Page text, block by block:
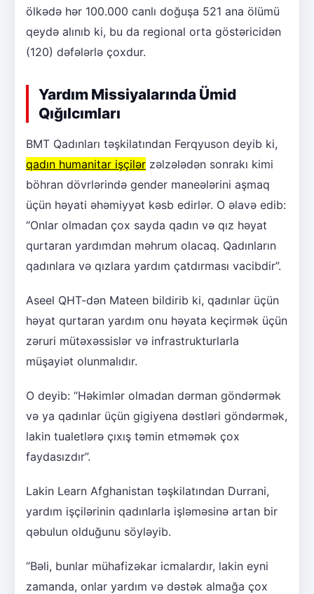
ölkədə hər 100.000 canlı doğuşa 521 ana ölümü
qeydə alınıb ki, bu da regional orta göstəricidən
(120) dəfələrlə çoxdur.
Yardım Missiyalarında Ümid
Qığılcımları
BMT Qadınları təşkilatından Ferqyuson deyib ki,
qadın humanitar işçilər zəlzələdən sonrakı kimi
böhran dövrlərində gender maneələrini aşmaq
üçün həyati əhəmiyyət kəsb edirlər. O əlavə edib:
“Onlar olmadan çox sayda qadın və qız həyat
qurtaran yardımdan məhrum olacaq. Qadınların
qadınlara və qızlara yardım çatdırması vacibdir”.
Aseel QHT-dən Mateen bildirib ki, qadınlar üçün
həyat qurtaran yardım onu həyata keçirmək üçün
zəruri mütəxəssislər və infrastrukturlarla
müşayiət olunmalıdır.
O deyib: “Həkimlər olmadan dərman göndərmək
və ya qadınlar üçün gigiyena dəstləri göndərmək,
lakin tualetlərə çıxış təmin etməmək çox
faydasızdır”.
Lakin Learn Afghanistan təşkilatından Durrani,
yardım işçilərinin qadınlarla işləməsinə artan bir
qəbulun olduğunu söyləyib.
“Bəli, bunlar mühafizəkar icmalardır, lakin eyni
zamanda, onlar yardım və dəstək almağa çox